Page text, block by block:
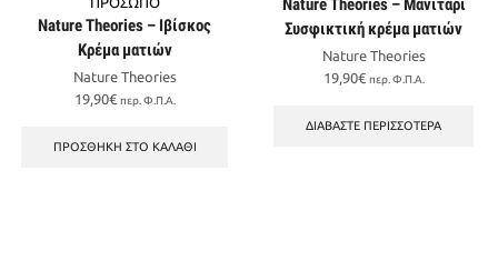
Nature Theories – Ιβίσκος
Κρέμα ματιών
Nature Theories
19,90€ περ. Φ.Π.Α.
ΠΡΟΣΘΉΚΗ ΣΤΟ ΚΑΛΆΘΙ
Nature Theories – Μανιτάρι
Συσφικτική κρέμα ματιών
Nature Theories
19,90€ περ. Φ.Π.Α.
ΔΙΑΒΆΣΤΕ ΠΕΡΙΣΣΌΤΕΡΑ